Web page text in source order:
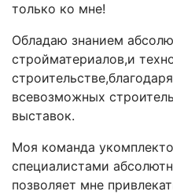
только ко мне!
Обладаю знанием
стройматериалов,и
всевозможных
выставок.
Моя команда
специалистами
позволяет мне